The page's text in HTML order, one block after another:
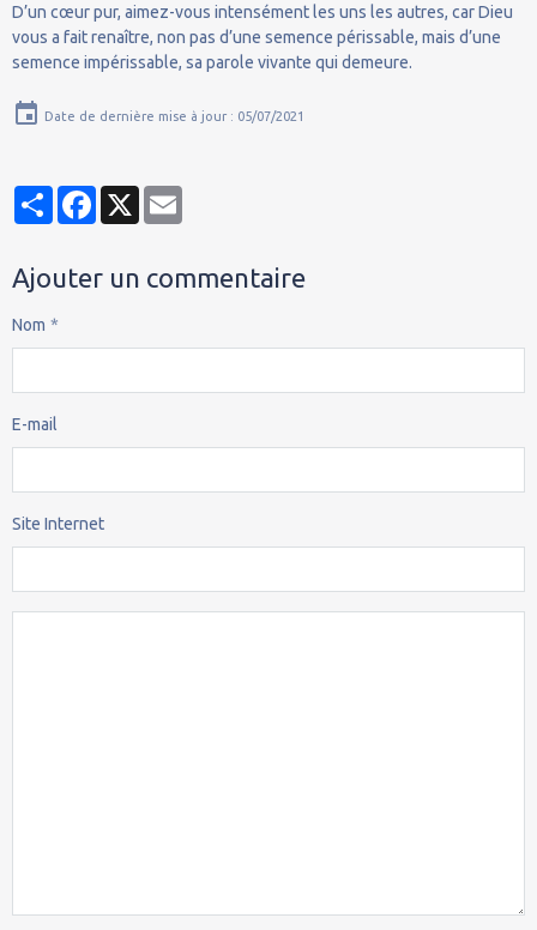
D’un cœur pur, aimez-vous intensément les uns les autres, car Dieu
vous a fait renaître, non pas d’une semence périssable, mais d’une
semence impérissable, sa parole vivante qui demeure.
Date de dernière mise à jour : 05/07/2021
PartagerFacebook
X
Ajouter un commentaire
Nom
E-mail
Site Internet